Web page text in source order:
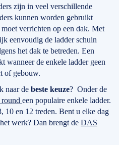
zijn in veel verschillende
kunnen worden gebruikt
verrichten op een dak. Met
eenvoudig de ladder schuin
het dak te betreden. Een
wanneer de enkele ladder geen
of gebouw.
naar de beste keuze? Onder de
een populaire enkele ladder.
10 en 12 treden. Bent u elke dag
werk? Dan brengt de DAS